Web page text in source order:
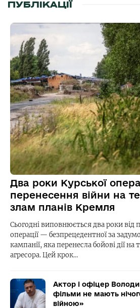
ПУБЛІКАЦІЇ
Два роки Курської
перенесення війни на
злам планів Кремля
Сьогодні виповнюється два роки від
операції — безпрецедентної за
кампанії, яка перенесла бойові дії
агресора. Цей крок…
Актор і офіцер
фільми не мають
війною»